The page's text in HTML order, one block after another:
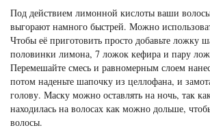
Под действием лимонной кислоты ваши
выгорают намного быстрей. Можно
Чтобы её приготовить просто добавьте ложку
половинки лимона, 7 ложок кефира и пару
Перемешайте смесь и равномерным слоем
потом наденьте шапочку из целлофана, и
голову. Маску можно оставлять на ночь, так
находилась на волосах как можно дольше,
волосы.